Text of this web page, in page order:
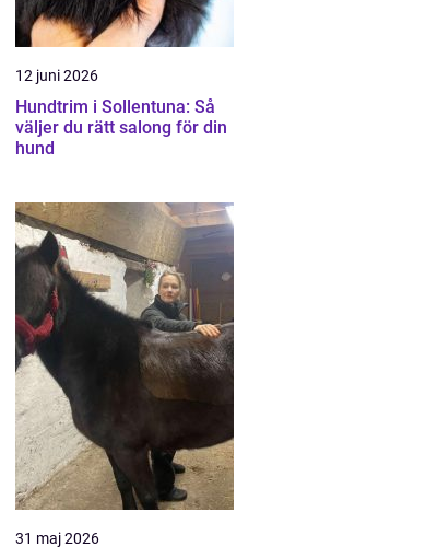
12 juni 2026
Hundtrim i Sollentuna: Så
väljer du rätt salong för din
hund
31 maj 2026